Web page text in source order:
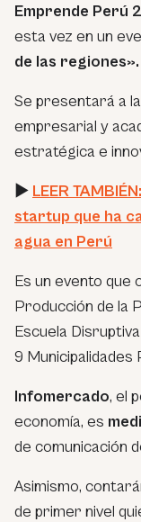
Emprende Perú
esta vez en un
de las regiones».
Se presentará a
empresarial y
estratégica e
► LEER
startup que ha
agua en Perú
Es un evento que
Producción de la
Escuela
9 Municipalidades
Infomercado, el
economía, es
de comunicación
Asimismo,
de primer nivel